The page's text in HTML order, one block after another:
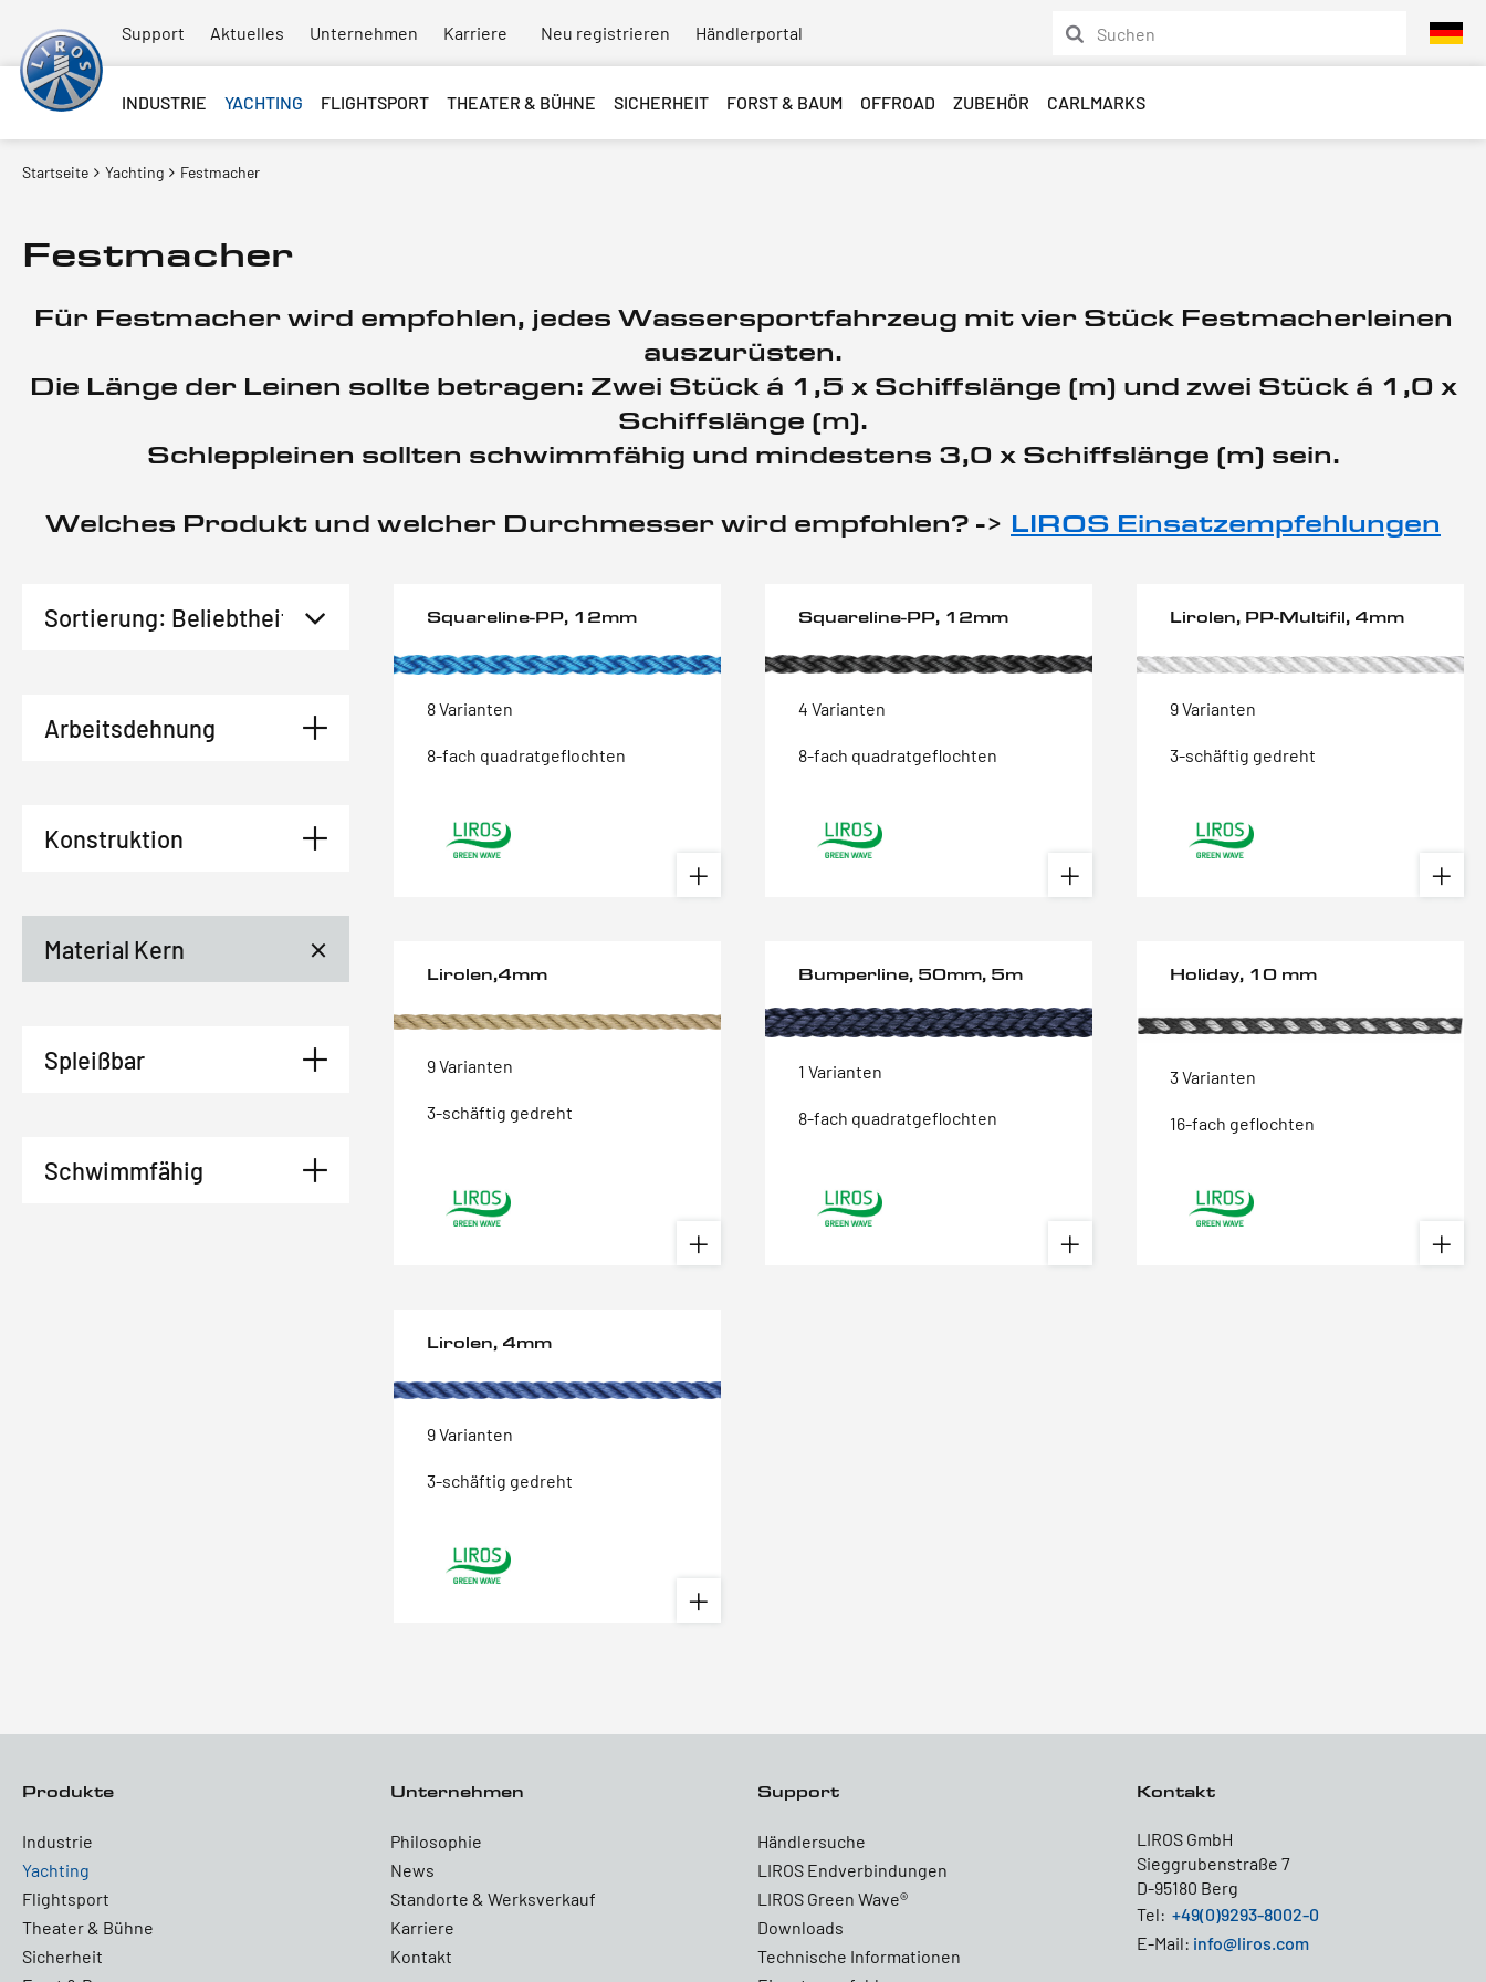
Support Aktuelles Unternehmen Karriere Neu registrieren Händlerportal
INDUSTRIE YACHTING FLIGHTSPORT THEATER & BÜHNE SICHERHEIT FORST & BAUM OFFROAD ZUBEHÖR CARLMARKS
Startseite Yachting Festmacher
Festmacher
Für Festmacher wird empfohlen, jedes Wassersportfahrzeug mit vier Stück Festmacherleinen
auszurüsten.
Die Länge der Leinen sollte betragen: Zwei Stück á 1,5 x Schiffslänge (m) und zwei Stück á 1,0 x
Schiffslänge (m).
Schleppleinen sollten schwimmfähig und mindestens 3,0 x Schiffslänge (m) sein.
Welches Produkt und welcher Durchmesser wird empfohlen? -> LIROS Einsatzempfehlungen
Arbeitsdehnung
Konstruktion
Material Kern
Spleißbar
Schwimmfähig
Squareline-PP, 12mm
8 Varianten
8-fach quadratgeflochten
Squareline-PP, 12mm
4 Varianten
8-fach quadratgeflochten
Lirolen, PP-Multifil, 4mm
9 Varianten
3-schäftig gedreht
Lirolen,4mm
9 Varianten
3-schäftig gedreht
Bumperline, 50mm, 5m
1 Varianten
8-fach quadratgeflochten
Holiday, 10 mm
3 Varianten
16-fach geflochten
Lirolen, 4mm
9 Varianten
3-schäftig gedreht
Produkte
Industrie
Yachting
Flightsport
Theater & Bühne
Sicherheit
Unternehmen
Philosophie
News
Standorte & Werksverkauf
Karriere
Kontakt
Support
Händlersuche
LIROS Endverbindungen
LIROS Green Wave®
Downloads
Technische Informationen
Kontakt
LIROS GmbH
Sieggrubenstraße 7
D-95180 Berg
Tel: +49(0)9293-8002-0
E-Mail: info@liros.com